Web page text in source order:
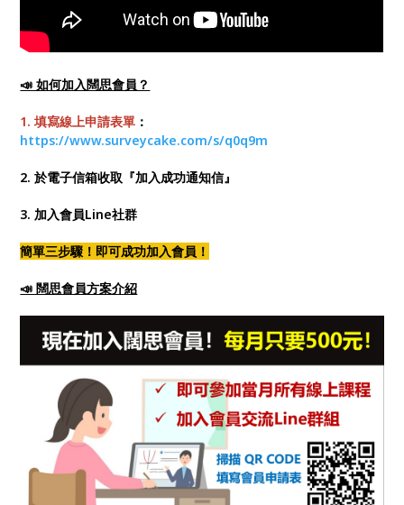
📣 如何加入闊思會員？
1. 填寫線上申請表單 ：
https://www.surveycake.com/s/q0q9m
2. 於電子信箱收取『加入成功通知信』
3. 加入會員Line社群
簡單三步驟！即可成功加入會員！
📣 闊思會員方案介紹